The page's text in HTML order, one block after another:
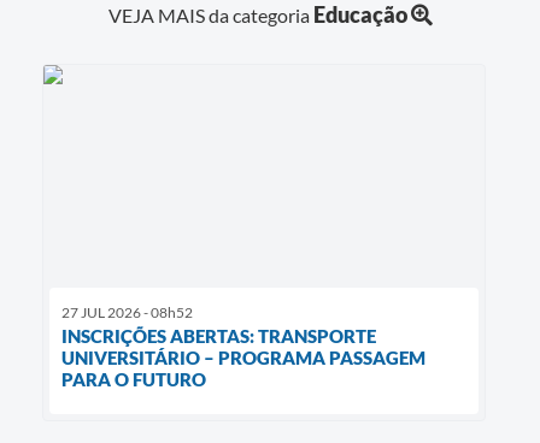
VEJA MAIS da categoria Educação
27 JUL 2026 - 08h52
INSCRIÇÕES ABERTAS: TRANSPORTE
UNIVERSITÁRIO – PROGRAMA PASSAGEM
PARA O FUTURO